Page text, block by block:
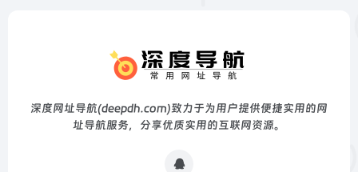
深度网址导航(deepdh.com)致力于为用户提供便捷实用的网
址导航服务，分享优质实用的互联网资源。